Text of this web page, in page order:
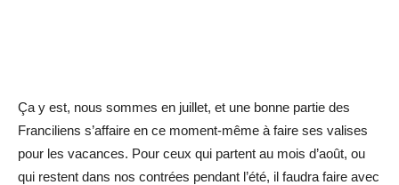
Ça y est, nous sommes en juillet, et une bonne partie des
Franciliens s’affaire en ce moment-même à faire ses valises
pour les vacances. Pour ceux qui partent au mois d’août, ou
qui restent dans nos contrées pendant l’été, il faudra faire avec